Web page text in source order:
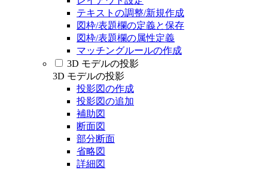
テキストの調整/新規作成
図枠/表題欄の定義と保存
図枠/表題欄の属性定義
マッチングルールの作成
3D モデルの投影
3D モデルの投影
投影図の作成
投影図の追加
補助図
断面図
部分断面
省略図
詳細図